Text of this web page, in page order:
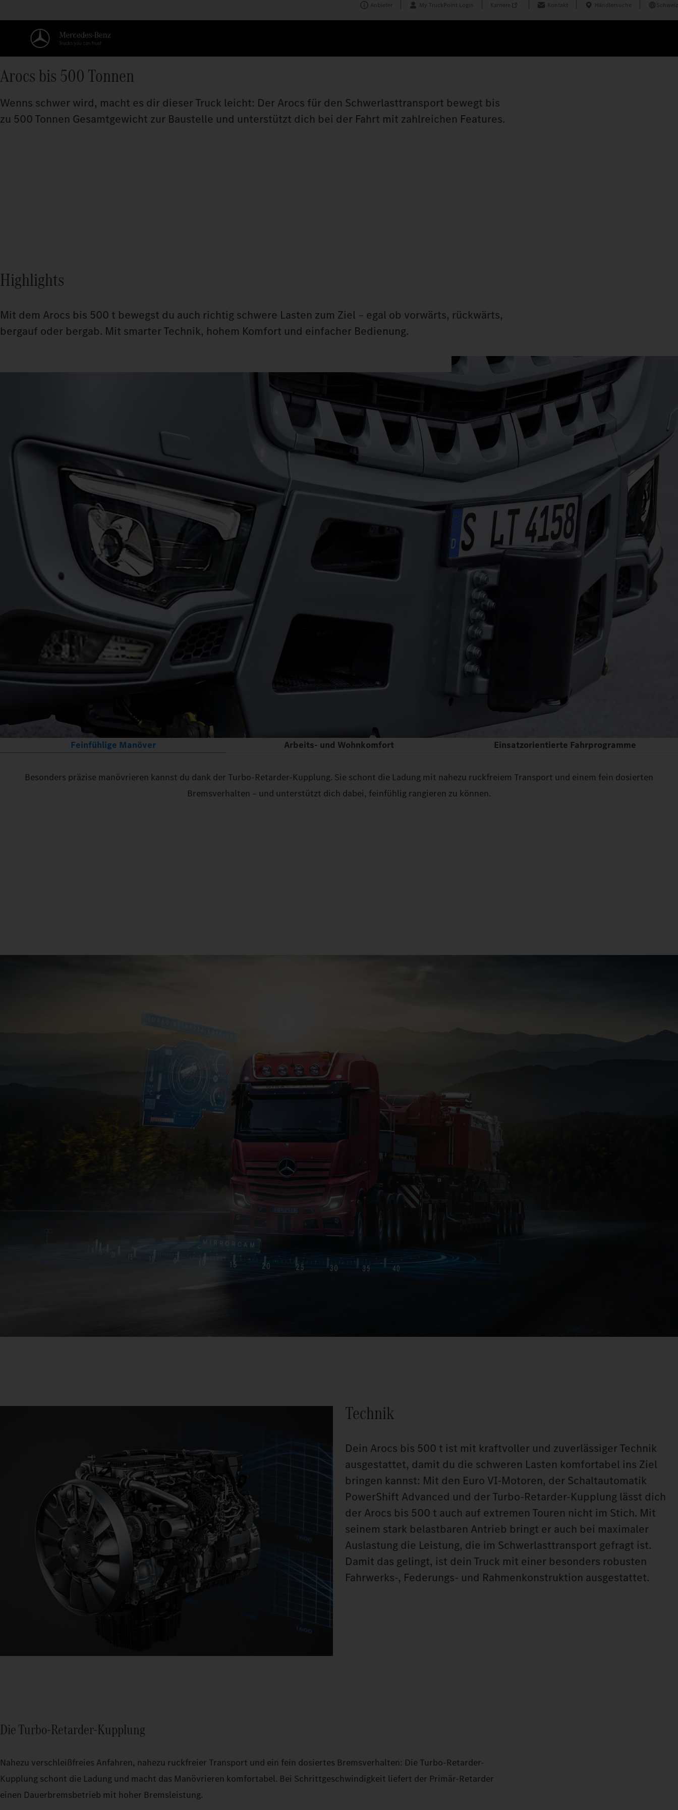
Anbieter My TruckPoint Login Karriere Kontakt Händlersuche Schweiz
Arocs bis 500 Tonnen
Wenns schwer wird, macht es dir dieser Truck leicht: Der Arocs für den Schwerlasttransport bewegt bis
zu 500 Tonnen Gesamtgewicht zur Baustelle und unterstützt dich bei der Fahrt mit zahlreichen Features.
Highlights
Mit dem Arocs bis 500 t bewegst du auch richtig schwere Lasten zum Ziel – egal ob vorwärts, rückwärts,
bergauf oder bergab. Mit smarter Technik, hohem Komfort und einfacher Bedienung.
Feinfühlige Manöver Arbeits- und Wohnkomfort Einsatzorientierte Fahrprogramme
Besonders präzise manövrieren kannst du dank der Turbo-Retarder-Kupplung. Sie schont die Ladung mit nahezu ruckfreiem Transport und einem fein dosierten
Bremsverhalten – und unterstützt dich dabei, feinfühlig rangieren zu können.
Technik
Dein Arocs bis 500 t ist mit kraftvoller und zuverlässiger Technik
ausgestattet, damit du die schweren Lasten komfortabel ins Ziel
bringen kannst: Mit den Euro VI-Motoren, der Schaltautomatik
PowerShift Advanced und der Turbo-Retarder-Kupplung lässt dich
der Arocs bis 500 t auch auf extremen Touren nicht im Stich. Mit
seinem stark belastbaren Antrieb bringt er auch bei maximaler
Auslastung die Leistung, die im Schwerlasttransport gefragt ist.
Damit das gelingt, ist dein Truck mit einer besonders robusten
Fahrwerks-, Federungs- und Rahmenkonstruktion ausgestattet.
Die Turbo-Retarder-Kupplung
Nahezu verschleißfreies Anfahren, nahezu ruckfreier Transport und ein fein dosiertes Bremsverhalten: Die Turbo-Retarder-
Kupplung schont die Ladung und macht das Manövrieren komfortabel. Bei Schrittgeschwindigkeit liefert der Primär-Retarder
einen Dauerbremsbetrieb mit hoher Bremsleistung.